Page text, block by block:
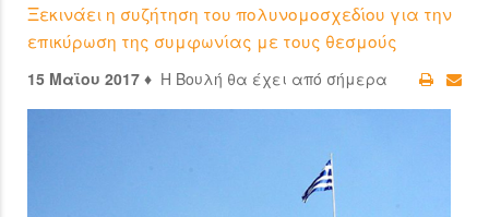
Ξεκινάει η συζήτηση του πολυνομοσχεδίου για την
επικύρωση της συμφωνίας με τους θεσμούς
15 Μαϊου 2017 ♦ Η Βουλή θα έχει από σήμερα